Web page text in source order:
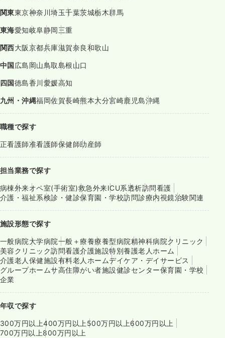
関東東京神奈川埼玉千葉茨城栃木群馬
東海愛知岐阜静岡三重
関西大阪京都兵庫滋賀奈良和歌山
中国広島岡山鳥取島根山口
四国徳島香川愛媛高知
九州・沖縄福岡佐賀長崎熊本大分宮崎鹿児島沖縄
職種で探す
正看護師准看護師保健師助産師
担当業務で探す
病棟外来オペ室(手術室)救急外来ICU系透析訪問看護
介護・福祉系検診・健診保育園・学校訪問診療内視鏡治験関連
施設形態で探す
一般病院大学病院一般＋療養療養型病院精神科病院クリニック
美容クリニック訪問看護介護施設特別養護老人ホーム
介護老人保健施設有料老人ホームデイケア・デイサービス
グループホームサ高住障がい者施設健診センター保育園・学校
企業
年収で探す
300万円以上400万円以上 500万円以上600万円以上
700万円以上800万円以上